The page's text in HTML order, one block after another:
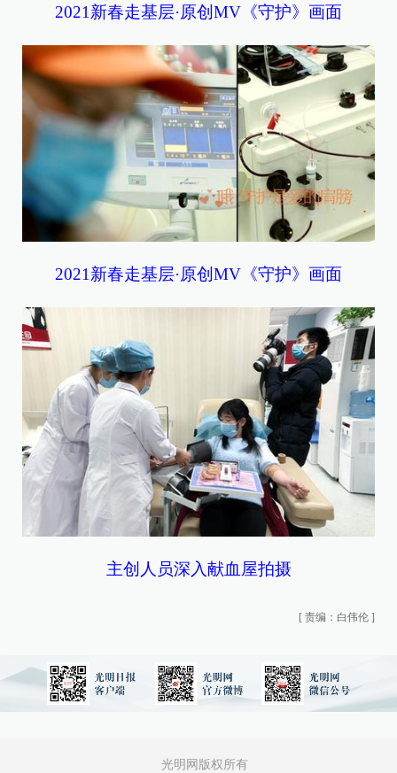
2021新春走基层·原创MV《守护》画面
2021新春走基层·原创MV《守护》画面
主创人员深入献血屋拍摄
[ 责编：白伟伦 ]
光明网版权所有